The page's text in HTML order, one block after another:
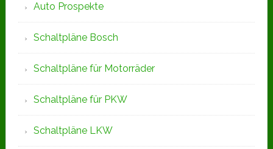
Auto Prospekte
Schaltpläne Bosch
Schaltpläne für Motorräder
Schaltpläne für PKW
Schaltpläne LKW